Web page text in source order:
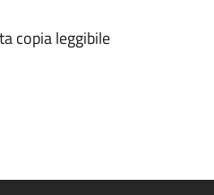
copia leggibile